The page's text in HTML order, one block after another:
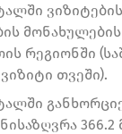
რეგიონში
თვეში).